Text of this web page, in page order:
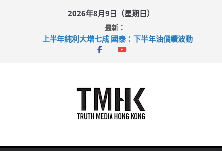
2026年8月9日（星期日）
最新：
上半年純利大增七成 國泰：下半年油價續波動
拜仁熱身賽挫維拉 啟德主場館奪錦標